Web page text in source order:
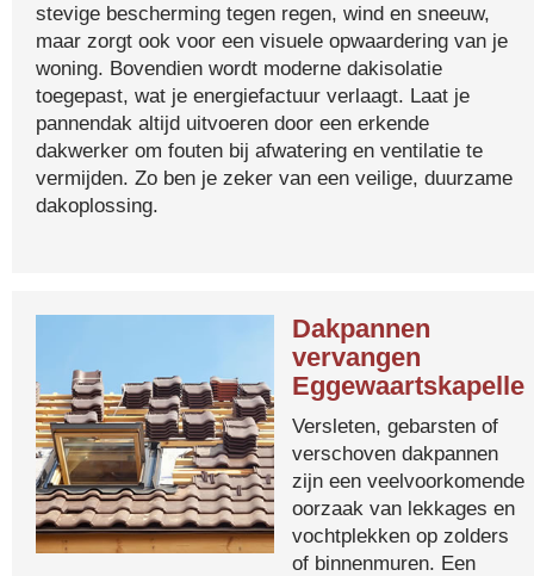
stevige bescherming tegen regen, wind en sneeuw,
maar zorgt ook voor een visuele opwaardering van je
woning. Bovendien wordt moderne dakisolatie
toegepast, wat je energiefactuur verlaagt. Laat je
pannendak altijd uitvoeren door een erkende
dakwerker om fouten bij afwatering en ventilatie te
vermijden. Zo ben je zeker van een veilige, duurzame
dakoplossing.
Dakpannen
vervangen
Eggewaartskapelle
Versleten, gebarsten of
verschoven dakpannen
zijn een veelvoorkomende
oorzaak van lekkages en
vochtplekken op zolders
of binnenmuren. Een